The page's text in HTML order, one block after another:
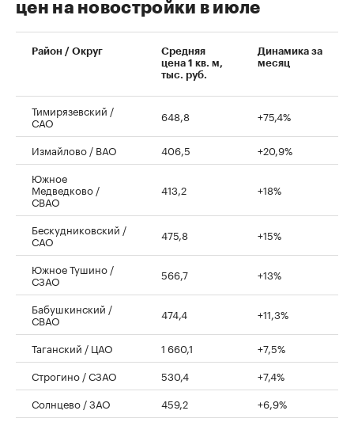
00:00 / 00:00
цен на новостройки в июле
Район / Округ
Средняя
цена 1 кв. м,
тыс. руб.
Динамика за
месяц
Тимирязевский /
САО 648,8 +75,4%
Измайлово / ВАО 406,5
+20,9%
Южное
Медведково /
СВАО
413,2 +18%
Бескудниковский /
САО 475,8 +15%
Южное Тушино /
СЗАО 566,7 +13%
Бабушкинский /
СВАО 474,4 +11,3%
Таганский / ЦАО 1 660,1
+7,5%
Строгино / СЗАО
530,4
+7,4%
Солнцево / ЗАО
459,2
+6,9%